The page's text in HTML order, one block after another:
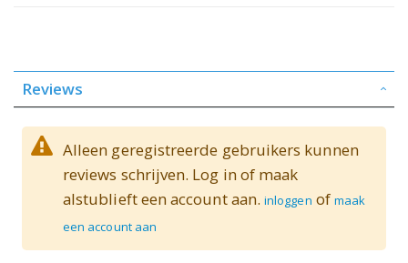
Reviews
Alleen geregistreerde gebruikers kunnen
reviews schrijven. Log in of maak
alstublieft een account aan.inloggen of maak
een account aan